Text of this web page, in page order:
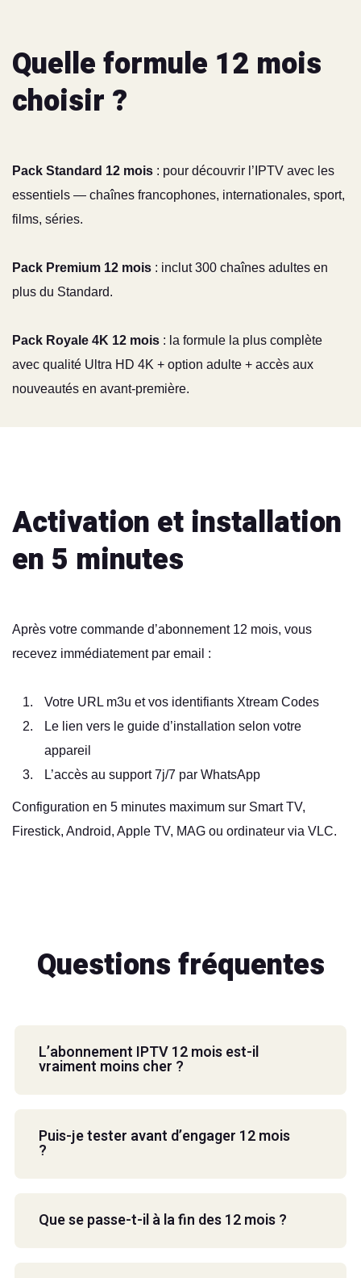
Quelle formule 12 mois
choisir ?
Pack Standard 12 mois : pour découvrir l’IPTV avec les
essentiels — chaînes francophones, internationales, sport,
films, séries.
Pack Premium 12 mois : inclut 300 chaînes adultes en
plus du Standard.
Pack Royale 4K 12 mois : la formule la plus complète
avec qualité Ultra HD 4K + option adulte + accès aux
nouveautés en avant-première.
Activation et installation
en 5 minutes
Après votre commande d’abonnement 12 mois, vous
recevez immédiatement par email :
Votre URL m3u et vos identifiants Xtream Codes
Le lien vers le guide d’installation selon votre
appareil
L’accès au support 7j/7 par WhatsApp
Configuration en 5 minutes maximum sur Smart TV,
Firestick, Android, Apple TV, MAG ou ordinateur via VLC.
Questions fréquentes
L’abonnement IPTV 12 mois est-il
vraiment moins cher ?
Puis-je tester avant d’engager 12 mois
?
Que se passe-t-il à la fin des 12 mois ?